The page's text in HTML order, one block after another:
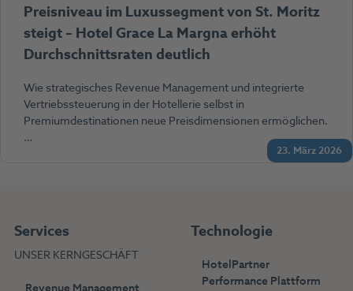
23. März 2026
Preisniveau im Luxussegment von St. Moritz
steigt – Hotel Grace La Margna erhöht
Durchschnittsraten deutlich
Wie strategisches Revenue Management und integrierte
Vertriebssteuerung in der Hotellerie selbst in
Premiumdestinationen neue Preisdimensionen ermöglichen.
…
Services
UNSER KERNGESCHÄFT
Technologie
HotelPartner
Performance Plattform